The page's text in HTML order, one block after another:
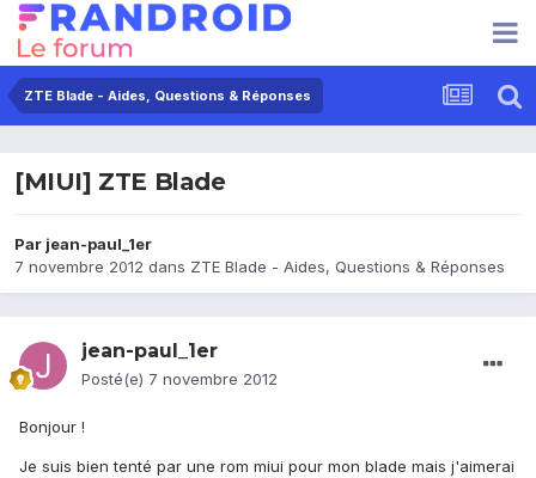
ZTE Blade - Aides, Questions & Réponses
[MIUI] ZTE Blade
Par jean-paul_1er
7 novembre 2012 dans ZTE Blade - Aides, Questions & Réponses
jean-paul_1er
Posté(e) 7 novembre 2012
Bonjour !
Je suis bien tenté par une rom miui pour mon blade mais j'aimerai